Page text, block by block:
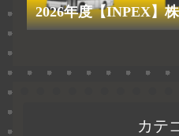
2026年度【INPEX】
カテ